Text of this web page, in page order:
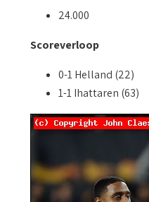
24.000
Scoreverloop
0-1 Helland (22)
1-1 Ihattaren (63)